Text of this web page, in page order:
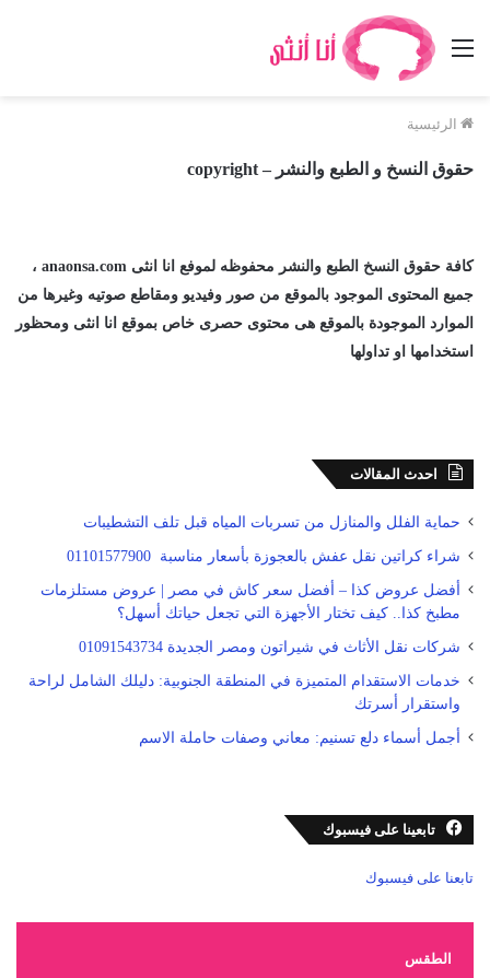
القائمة
الرئيسية
حقوق النسخ و الطبع والنشر – copyright
كافة حقوق النسخ الطبع والنشر محفوظه لموفع انا انثى anaonsa.com ،
جميع المحتوى الموجود بالموقع من صور وفيديو ومقاطع صوتيه وغيرها من
الموارد الموجودة بالموقع هى محتوى حصرى خاص بموقع انا انثى ومحظور
استخدامها او تداولها
احدث المقالات
حماية الفلل والمنازل من تسربات المياه قبل تلف التشطيبات
شراء كراتين نقل عفش بالعجوزة بأسعار مناسبة 01101577900
أفضل عروض كذا – أفضل سعر كاش في مصر | عروض مستلزمات
مطبخ كذا.. كيف تختار الأجهزة التي تجعل حياتك أسهل؟
شركات نقل الأثاث في شيراتون ومصر الجديدة 01091543734
خدمات الاستقدام المتميزة في المنطقة الجنوبية: دليلك الشامل لراحة
واستقرار أسرتك
أجمل أسماء دلع تسنيم: معاني وصفات حاملة الاسم
تابعينا على فيسبوك
تابعنا على فيسبوك
الطقس